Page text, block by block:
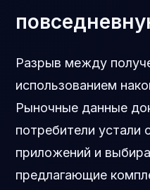
Разрыв между
использованием
Рыночные данные
потребители устали
приложений и
предлагающие